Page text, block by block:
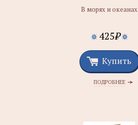
В морях и океанах
425₽
Купить
ПОДРОБНЕЕ